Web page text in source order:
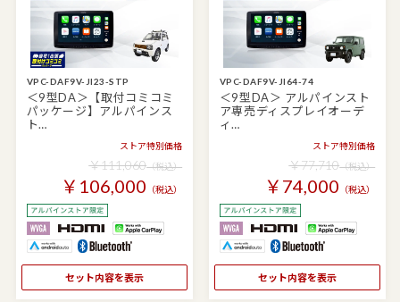
VPC-DAF9V-JI23-STP
＜9型DA＞【取付コミコミ
パッケージ】アルパインス
ト…
ストア特別価格
￥111,060（税込）
￥106,000 （税込）
セット内容を表示
VPC-DAF9V-JI64-74
＜9型DA＞ アルパインスト
ア専売ディスプレイオーデ
ィ…
ストア特別価格
￥77,710（税込）
￥74,000 （税込）
セット内容を表示